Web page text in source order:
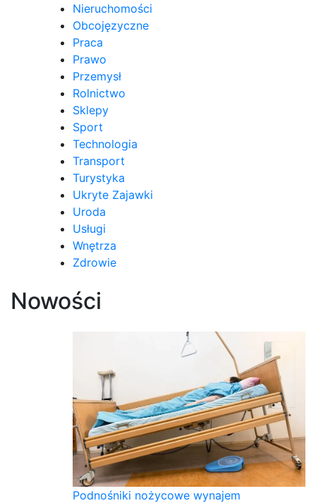
Nieruchomości
Obcojęzyczne
Praca
Prawo
Przemysł
Rolnictwo
Sklepy
Sport
Technologia
Transport
Turystyka
Ukryte Zajawki
Uroda
Usługi
Wnętrza
Zdrowie
Nowości
Podnośniki nożycowe wynajem